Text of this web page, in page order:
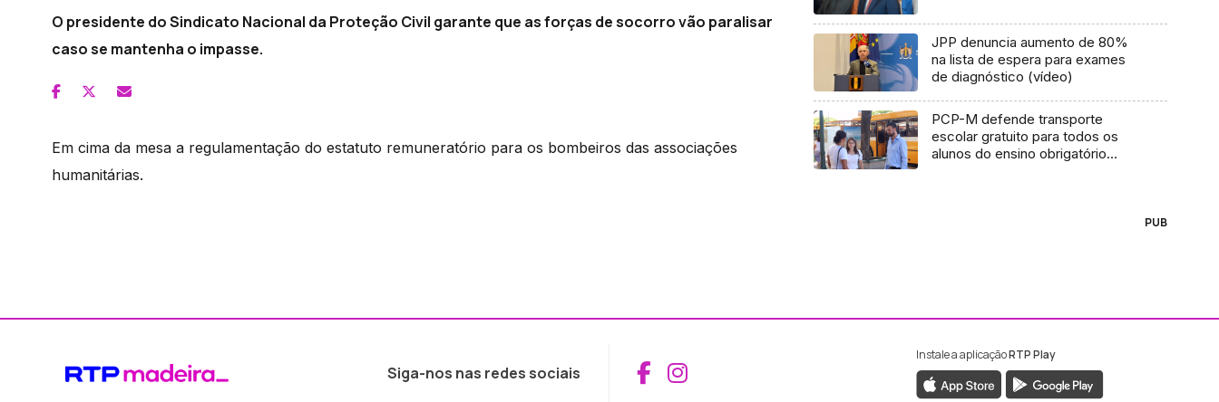
O presidente do Sindicato Nacional da Proteção Civil garante que as forças de socorro vão paralisar
caso se mantenha o impasse.
Em cima da mesa a regulamentação do estatuto remuneratório para os bombeiros das associações
humanitárias.
JPP denuncia aumento de 80%
na lista de espera para exames
de diagnóstico (vídeo)
PCP-M defende transporte
escolar gratuito para todos os
alunos do ensino obrigatório
PUB
Siga-nos nas redes sociais Aceder ao Facebook da RTP Madeira
Aceder ao Instagram da RTP Madeira
Instale a aplicaçãoRTP Play